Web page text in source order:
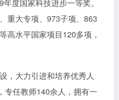
度国家科技进步一等奖。
重大专项、973子项、863
高水平国家项目120多项，
，大力引进和培养优秀人
专任教师140余人，拥有一